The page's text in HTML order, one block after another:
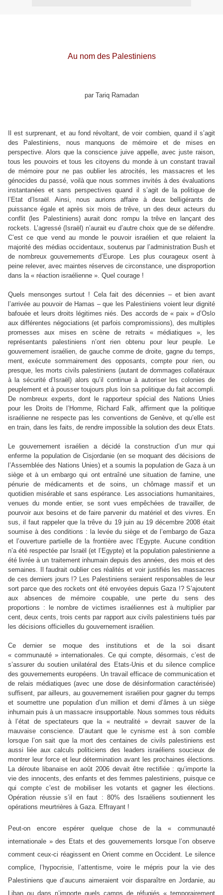
Au nom des Palestiniens
par Tariq Ramadan
Il est surprenant, et au fond révoltant, de voir combien, quand il s’agit
des Palestiniens, nous manquons de mémoire et de mises en
perspective. Alors que la conscience juive appelle, avec juste raison,
tous les pouvoirs et tous les citoyens du monde à un constant travail
de mémoire pour ne pas oublier les atrocités, les massacres et les
génocides du passé, voilà que nous sommes invités à des évaluations
instantanées et sans perspectives quand il s’agit de la politique de
l’Etat d’Israël. Ainsi, nous aurions affaire à deux belligérants de
puissance égale et après six mois de trêve, un des deux acteurs du
conflit (les Palestiniens) aurait donc rompu la trêve en lançant des
rockets. L’agressé (Israël) n’aurait eu d’autre choix que de se défendre.
C’est ce que vend au monde le pouvoir israélien et que relaient la
majorité des médias occidentaux, soutenus par l’administration Bush et
de nombreux gouvernements d’Europe. Les plus courageux osent à
peine relever, avec maintes réserves de circonstance, une disproportion
dans la « réaction israélienne ». Quel courage !
Quels mensonges surtout ! Cela fait des décennies – et bien avant
l’arrivée au pouvoir de Hamas – que les Palestiniens voient leur dignité
bafouée et leurs droits légitimes niés. Des accords de « paix » d’Oslo
aux différentes négociations (et parfois compromissions), des multiples
promesses aux mises en scène de retraits « médiatiques », les
représentants palestiniens n’ont rien obtenu pour leur peuple. Le
gouvernement israélien, de gauche comme de droite, gagne du temps,
ment, exécute sommairement des opposants, compte pour rien, ou
presque, les morts civils palestiniens (autant de dommages collatéraux
à la sécurité d’Israël) alors qu’il continue à autoriser les colonies de
peuplement et à pousser toujours plus loin sa politique du fait accompli.
De nombreux experts, dont le rapporteur spécial des Nations Unies
pour les Droits de l’Homme, Richard Falk, affirment que la politique
israélienne ne respecte pas les conventions de Genève, et qu’elle est
en train, dans les faits, de rendre impossible la solution des deux Etats.
Le gouvernement israélien a décidé la construction d’un mur qui
enferme la population de Cisjordanie (en se moquant des décisions de
l’Assemblée des Nations Unies) et a soumis la population de Gaza à un
siège et à un embargo qui ont entraîné une situation de famine, une
pénurie de médicaments et de soins, un chômage massif et un
quotidien misérable et sans espérance. Les associations humanitaires,
venues du monde entier, se sont vues empêchées de travailler, de
pourvoir aux besoins et de faire parvenir du matériel et des vivres. En
sus, il faut rappeler que la trêve du 19 juin au 19 décembre 2008 était
soumise à des conditions : la levée du siège et de l’embargo de Gaza
et l’ouverture partielle de la frontière avec l’Egypte. Aucune condition
n’a été respectée par Israël (et l’Egypte) et la population palestinienne a
été livrée à un traitement inhumain depuis des années, des mois et des
semaines. Il faudrait oublier ces réalités et voir justifiés les massacres
de ces derniers jours !? Les Palestiniens seraient responsables de leur
sort parce que des rockets ont été envoyées depuis Gaza !? S’ajoutent
aux absences de mémoire coupable, une perte du sens des
proportions : le nombre de victimes israéliennes est à multiplier par
cent, deux cents, trois cents par rapport aux civils palestiniens tués par
les décisions officielles du gouvernement israélien.
Ce dernier se moque des institutions et de la soi disant
« communauté » internationales. Ce qui compte, désormais, c’est de
s’assurer du soutien unilatéral des Etats-Unis et du silence complice
des gouvernements européens. Un travail efficace de communication et
de relais médiatiques (avec une dose de désinformation caractérisée)
suffisent, par ailleurs, au gouvernement israélien pour gagner du temps
et soumettre une population d’un million et demi d’âmes à un siège
inhumain puis à un massacre insupportable. Nous sommes tous réduits
à l’état de spectateurs que la « neutralité » devrait sauver de la
mauvaise conscience. D’autant que le cynisme est à son comble
lorsque l’on sait que la mort des centaines de civils palestiniens est
aussi liée aux calculs politiciens des leaders israéliens soucieux de
montrer leur force et leur détermination avant les prochaines élections.
La déroute libanaise en août 2006 devait être rectifiée : qu’importe la
vie des innocents, des enfants et des femmes palestiniens, puisque ce
qui compte c’est de mobiliser les votants et gagner les élections.
Opération réussie s’il en faut : 80% des Israéliens soutiennent les
opérations meurtrières à Gaza. Effrayant !
Peut-on encore espérer quelque chose de la « communauté
internationale » des Etats et des gouvernements lorsque l’on observe
comment ceux-ci réagissent en Orient comme en Occident. Le silence
complice, l’hypocrisie, l’attentisme, voire le mépris pour la vie des
Palestiniens que d’aucuns aimeraient voir disparaître en Jordanie, au
Liban ou dans n’importe quels camps de réfugiés « temporairement